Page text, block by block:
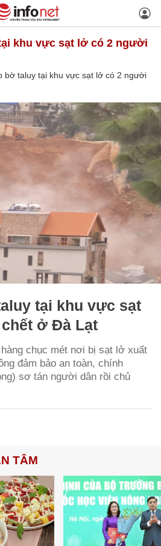
bờ taluy tại khu vực sạt lở có 2 người
tại khu vực sạt
ở Đà Lạt
chục mét nơi bị sạt lở xuất
đảm bảo an toàn, chính
sơ tán người dân rồi chủ
TÂM